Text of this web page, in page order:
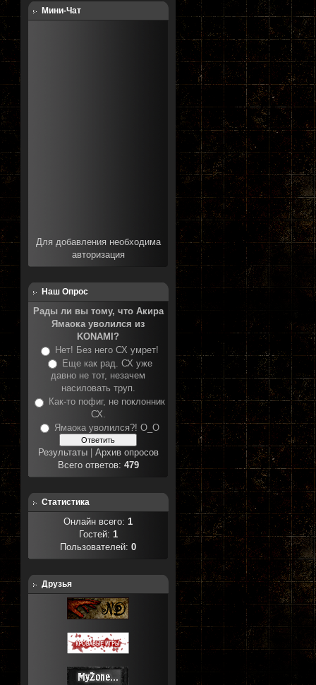
Мини-Чат
Для добавления необходима
авторизация
Наш Опрос
Рады ли вы тому, что Акира
Ямаока уволился из
KONAMI?
Нет! Без него СХ умрет!
Еще как рад. СХ уже
давно не тот, незачем
насиловать труп.
Как-то пофиг, не поклонник
СХ.
Ямаока уволился?! О_О
Результаты| Архив опросов
Всего ответов: 479
Статистика
Онлайн всего:1
Гостей: 1
Пользователей:0
Друзья